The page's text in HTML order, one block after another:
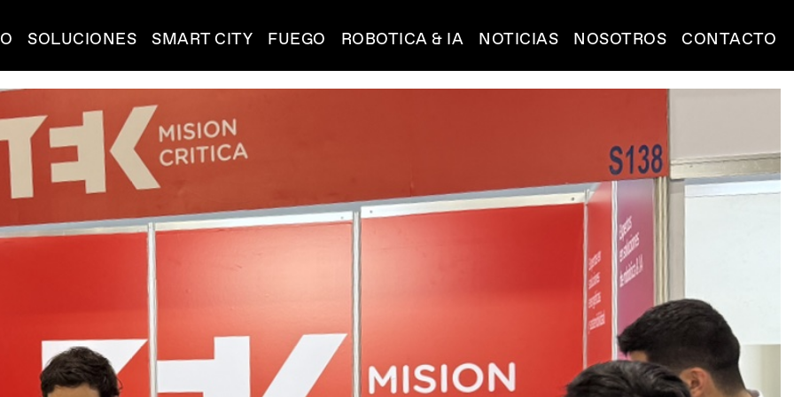
SOLUCIONES SMART CITY FUEGO ROBOTICA & IA NOTICIAS NOSOTROS CONTACTO